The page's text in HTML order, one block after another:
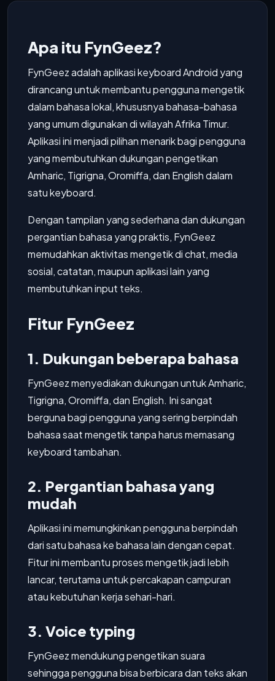
Apa itu FynGeez?
FynGeez adalah aplikasi keyboard Android yang
dirancang untuk membantu pengguna mengetik
dalam bahasa lokal, khususnya bahasa-bahasa
yang umum digunakan di wilayah Afrika Timur.
Aplikasi ini menjadi pilihan menarik bagi pengguna
yang membutuhkan dukungan pengetikan
Amharic, Tigrigna, Oromiffa, dan English dalam
satu keyboard.
Dengan tampilan yang sederhana dan dukungan
pergantian bahasa yang praktis, FynGeez
memudahkan aktivitas mengetik di chat, media
sosial, catatan, maupun aplikasi lain yang
membutuhkan input teks.
Fitur FynGeez
1. Dukungan beberapa bahasa
FynGeez menyediakan dukungan untuk Amharic,
Tigrigna, Oromiffa, dan English. Ini sangat
berguna bagi pengguna yang sering berpindah
bahasa saat mengetik tanpa harus memasang
keyboard tambahan.
2. Pergantian bahasa yang
mudah
Aplikasi ini memungkinkan pengguna berpindah
dari satu bahasa ke bahasa lain dengan cepat.
Fitur ini membantu proses mengetik jadi lebih
lancar, terutama untuk percakapan campuran
atau kebutuhan kerja sehari-hari.
3. Voice typing
FynGeez mendukung pengetikan suara
sehingga pengguna bisa berbicara dan teks akan